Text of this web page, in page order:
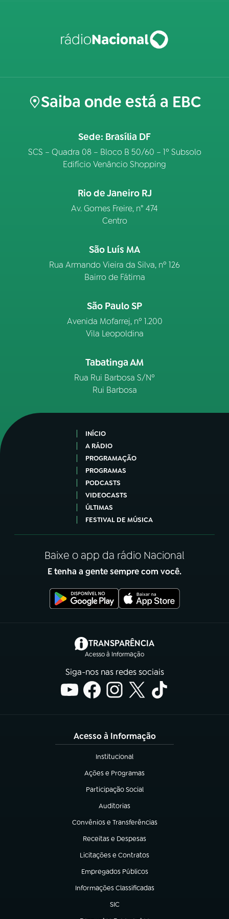
Saiba onde está a EBC
Sede: Brasília DF
SCS – Quadra 08 – Bloco B 50/60 – 1º Subsolo
Edifício Venâncio Shopping
Rio de Janeiro RJ
Av. Gomes Freire, n° 474
Centro
São Luís MA
Rua Armando Vieira da Silva, nº 126
Bairro de Fátima
São Paulo SP
Avenida Mofarrej, nº 1.200
Vila Leopoldina
Tabatinga AM
Rua Rui Barbosa S/Nº
Rui Barbosa
INÍCIO
A RÁDIO
PROGRAMAÇÃO
PROGRAMAS
PODCASTS
VIDEOCASTS
ÚLTIMAS
FESTIVAL DE MÚSICA
Baixe o app da rádio Nacional
E tenha a gente sempre com você.
TRANSPARÊNCIA
Acesso à Informação
(abre em nova aba)
Siga-nos nas redes sociais
Acesso à Informação
Institucional
(abre em nova aba)
Ações e Programas
(abre em nova aba)
Participação Social
(abre em nova aba)
Auditorias
(abre em nova aba)
Convênios e Transferências
(abre em nova aba)
Receitas e Despesas
(abre em nova aba)
Licitações e Contratos
(abre em nova aba)
Empregados Públicos
(abre em nova aba)
Informações Classificadas
(abre em nova aba)
SIC
(abre em nova aba)